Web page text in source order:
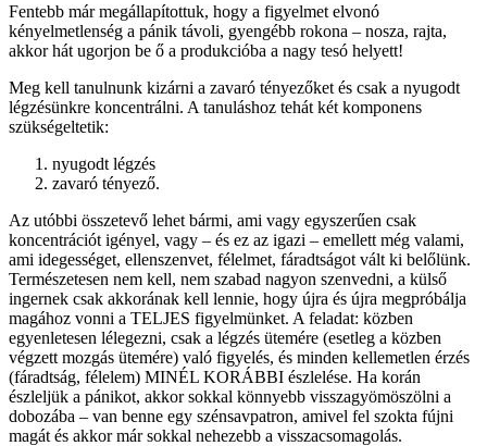
Fentebb már megállapítottuk, hogy a figyelmet elvonó
kényelmetlenség a pánik távoli, gyengébb rokona – nosza, rajta,
akkor hát ugorjon be ő a produkcióba a nagy tesó helyett!
Meg kell tanulnunk kizárni a zavaró tényezőket és csak a nyugodt
légzésünkre koncentrálni. A tanuláshoz tehát két komponens
szükségeltetik:
nyugodt légzés
zavaró tényező.
Az utóbbi összetevő lehet bármi, ami vagy egyszerűen csak
koncentrációt igényel, vagy – és ez az igazi – emellett még valami,
ami idegességet, ellenszenvet, félelmet, fáradtságot vált ki belőlünk.
Természetesen nem kell, nem szabad nagyon szenvedni, a külső
ingernek csak akkorának kell lennie, hogy újra és újra megpróbálja
magához vonni a TELJES figyelmünket. A feladat: közben
egyenletesen lélegezni, csak a légzés ütemére (esetleg a közben
végzett mozgás ütemére) való figyelés, és minden kellemetlen érzés
(fáradtság, félelem) MINÉL KORÁBBI észlelése. Ha korán
észleljük a pánikot, akkor sokkal könnyebb visszagyömöszölni a
dobozába – van benne egy szénsavpatron, amivel fel szokta fújni
magát és akkor már sokkal nehezebb a visszacsomagolás.